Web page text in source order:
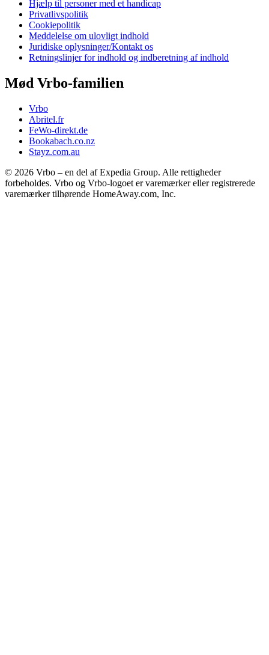
Hjælp til personer med et handicap
Privatlivspolitik
Cookiepolitik
Meddelelse om ulovligt indhold
Juridiske oplysninger/Kontakt os
Retningslinjer for indhold og indberetning af indhold
Mød Vrbo-familien
Vrbo
Abritel.fr
FeWo-direkt.de
Bookabach.co.nz
Stayz.com.au
© 2026 Vrbo – en del af Expedia Group. Alle rettigheder
forbeholdes. Vrbo og Vrbo-logoet er varemærker eller registrerede
varemærker tilhørende HomeAway.com, Inc.